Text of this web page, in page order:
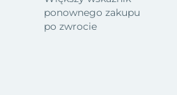
ponownego zakupu
po zwrocie